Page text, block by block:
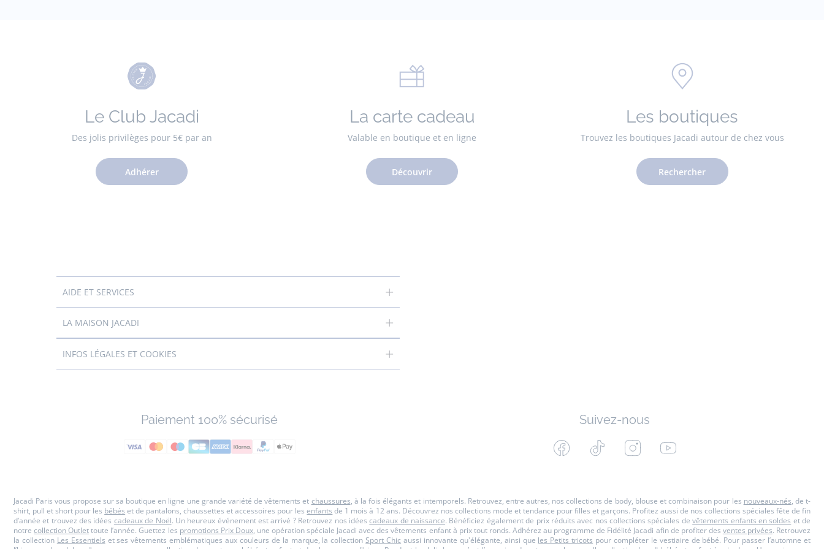
Le Club Jacadi
Des jolis privilèges pour 5€ par an
Adhérer
La carte cadeau
Valable en boutique et en ligne
Découvrir
Les boutiques
Trouvez les boutiques Jacadi autour de chez vous
Rechercher
AIDE ET SERVICES
LA MAISON JACADI
INFOS LÉGALES ET COOKIES
Paiement 100% sécurisé Suivez-nous
Facebook Tiktok InstagramYoutube
Jacadi Paris vous propose sur sa boutique en ligne une grande variété de vêtements et chaussures, à la fois élégants et intemporels. Retrouvez, entre autres, nos collections de body, blouse et combinaison pour les nouveaux-nés, de t-
shirt, pull et short pour les bébés et de pantalons, chaussettes et accessoires pour lesenfants de 1 mois à 12 ans. Découvrez nos collections mode et tendance pour filles et garçons. Profitez aussi de nos collections spéciales fête de fin
d’année et trouvez des idées cadeaux de Noël. Un heureux événement est arrivé ? Retrouvez nos idéescadeaux de naissance. Bénéficiez également de prix réduits avec nos collections spéciales devêtements enfants en soldes et de
notrecollection Outlettoute l’année. Guettez les promotions Prix Doux, une opération spéciale Jacadi avec des vêtements enfant à prix tout ronds. Adhérez au programme de Fidélité Jacadi afin de profiter des ventes privées. Retrouvez
la collection Les Essentiels et ses vêtements emblématiques aux couleurs de la marque, la collectionSport Chic aussi innovante qu'élégante, ainsi que les Petits tricots pour compléter le vestiaire de bébé. Pour passer l’automne et